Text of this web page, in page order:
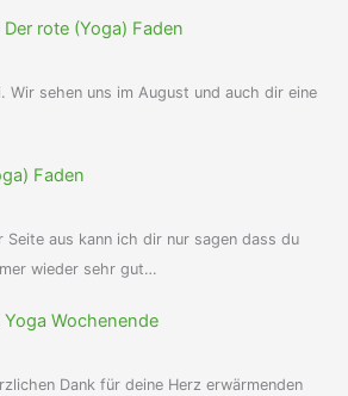
Der rote (Yoga) Faden
Wir sehen uns im August und auch dir eine
Faden
Seite aus kann ich dir nur sagen dass du
wieder sehr gut…
Yoga Wochenende
Dank für deine Herz erwärmenden